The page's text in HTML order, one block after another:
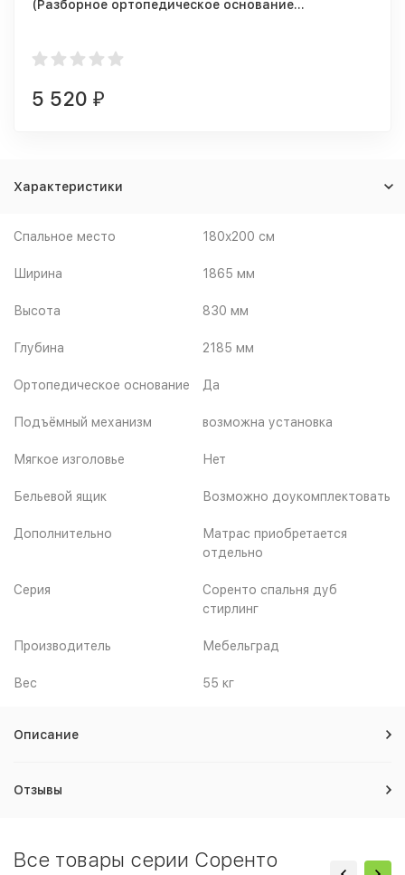
(Разборное ортопедическое основание
5 520 ₽
Характеристики
Спальное место 180x200 см
Ширина 1865 мм
Высота 830 мм
Глубина 2185 мм
Ортопедическое основание Да
Подъёмный механизм возможна установка
Мягкое изголовье Нет
Бельевой ящик Возможно доукомплектовать
Дополнительно
Матрас приобретается
отдельно
Серия
Соренто спальня дуб
стирлинг
Производитель Мебельград
Вес 55 кг
Описание
Отзывы
Все товары серии Соренто